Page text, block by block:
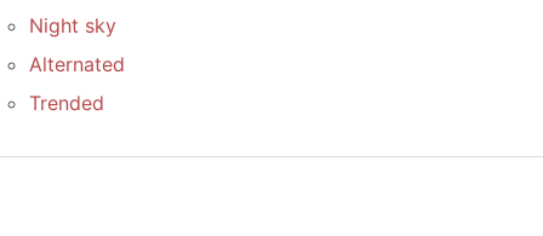
Night sky
Alternated
Trended